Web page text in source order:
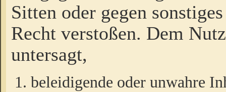
Sitten oder gegen
Recht verstoßen. Dem
untersagt,
beleidigende oder unwahre